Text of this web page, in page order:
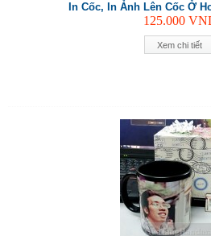
Xem chi tiết
In Cốc, In Ảnh Lên Cốc Ở
125.000